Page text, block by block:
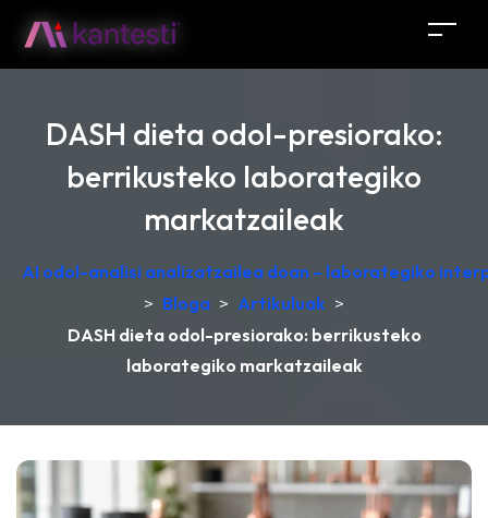
DASH dieta odol-presiorako:
berrikusteko laborategiko
markatzaileak
AI odol-analisi analizatzailea doan – laborategiko
> Bloga > Artikuluak >
DASH dieta odol-presiorako: berrikusteko
laborategiko markatzaileak